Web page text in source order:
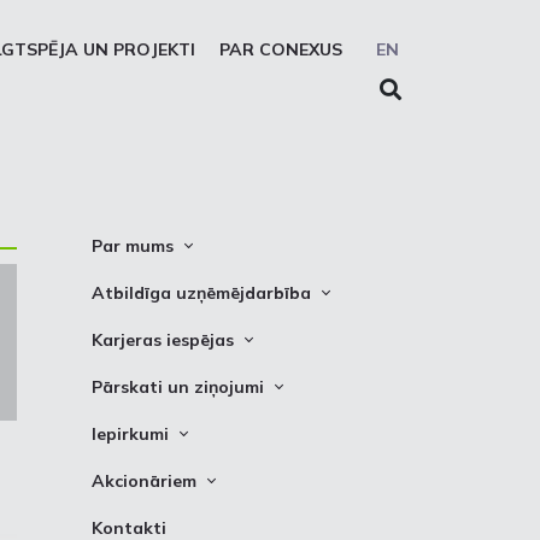
EN
UN PROJEKTI PAR CONEXUS
Par mums
Conexus vizītkarte
Akcionāru struktūra
Struktūra
Padome
Atbildīga uzņēmējdarbība
Cel trauksmi
Karjeras iespējas
Vakances
Pārskati un ziņojumi
Attīstības plāni
Iepirkumi
Iepirkumi
Akcionāriem
Informācija
Kontakti